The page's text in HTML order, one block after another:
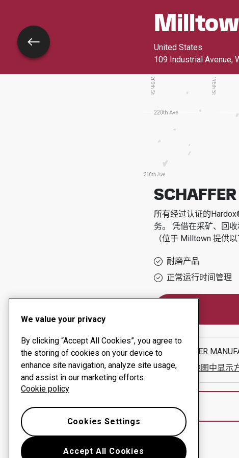
United States
109 Industrial Avenue,
所有经过认证的
务。 凭借在采矿、回
（位于 Milltown提供以
耐磨产品
正常运行时间管理
SCHAFFER
在谷歌地图中显示
返回
We value your privacy
By clicking “Accept All Cookies”, you agree to
the storing of cookies on your device to
enhance site navigation, analyze site usage,
and assist in our marketing efforts.
Cookie policy
Accept All Cookies
Cookies Settings